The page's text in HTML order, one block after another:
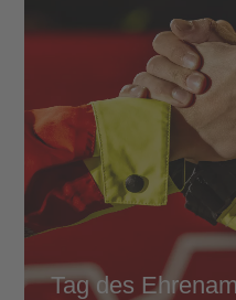
Tag des